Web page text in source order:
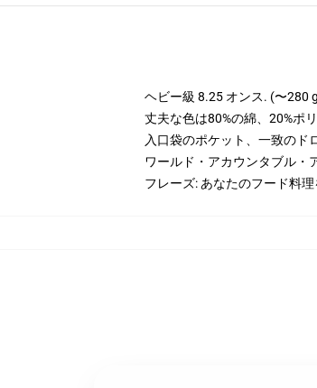
ヘビー級 8.25 オンス. (〜280
丈夫な色は80%の綿、20%ポ
入口袋のポケット、一致のド
ワールド・アカウンタブル・
フレーズ: あなたのフード料